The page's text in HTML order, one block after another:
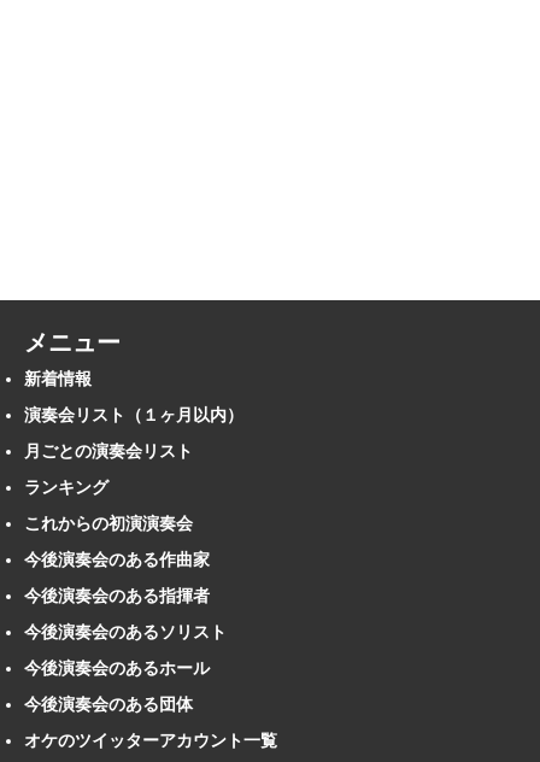
メニュー
新着情報
演奏会リスト（１ヶ月以内）
月ごとの演奏会リスト
ランキング
これからの初演演奏会
今後演奏会のある作曲家
今後演奏会のある指揮者
今後演奏会のあるソリスト
今後演奏会のあるホール
今後演奏会のある団体
オケのツイッターアカウント一覧